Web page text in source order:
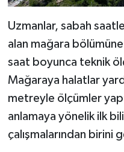
Uzmanlar, sabah
alan mağara
saat boyunca teknik
Mağaraya halatlar
metreyle ölçümler
anlamaya yönelik ilk
çalışmalarından birini